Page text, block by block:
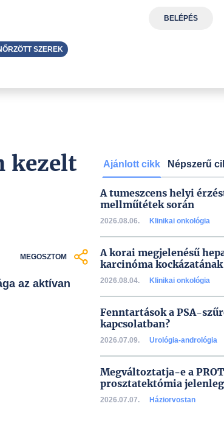
kezelt
MEGOSZTOM
az aktívan
Ajánlott cikk Népszerű
A tumeszcens helyi
mellműtétek során
2026.08.06. Klinikai onkológia
A korai megjelenésű
karcinóma
2026.08.04. Klinikai onkológia
Fenntartások a PSA-
kapcsolatban?
2026.07.09. Urológia-andrológia
Megváltoztatja-e a
prosztatektómia
2026.07.07. Háziorvostan
BELÉPÉS
SZEREK